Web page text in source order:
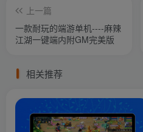
上一篇
一款耐玩的端游单机----麻辣
江湖一键端内附GM完美版
相关推荐